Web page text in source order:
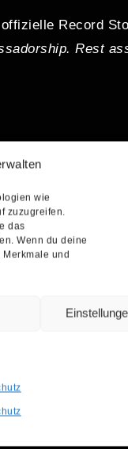
wie
zuzugreifen.
das
Wenn du deine
und
Record
Rest